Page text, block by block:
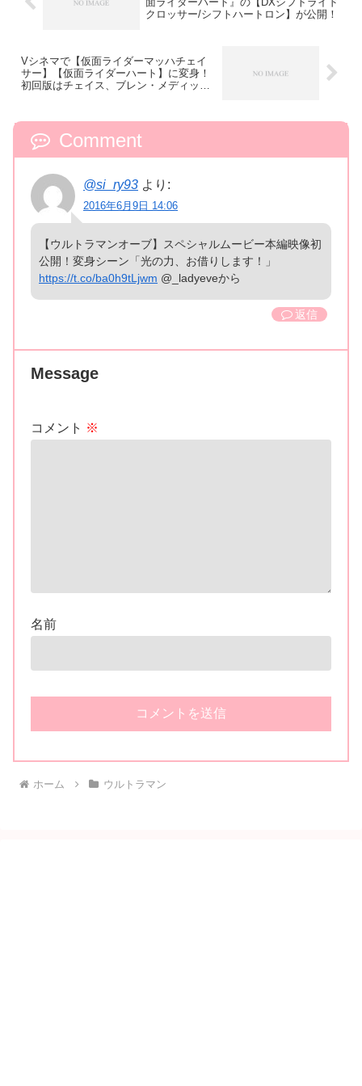
クロッサー/シフトハートロン】が公開！
Vシネマで【仮面ライダーマッハチェイ
サー】【仮面ライダーハート】に変身！
初回版はチェイス、ブレン・メディック
Comment
@si_ry93 より:
2016年6月9日 14:06
【ウルトラマンオーブ】スペシャルムービー本編映像初
公開！変身シーン「光の力、お借りします！」
https://t.co/ba0h9tLjwm @_ladyeveから
返信
Message
コメント ※
名前
ホーム ウルトラマン